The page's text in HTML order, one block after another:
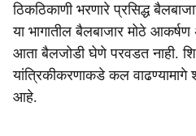
ठिकठिकाणी भरणारे प्रसिद्ध
या भागातील बैलबाजार मोठे
आता बैलजोडी घेणे परवडत नाही.
यांत्रिकीकरणाकडे कल वाढण्यामागे
आहे.